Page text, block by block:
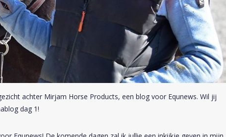
achter Mirjam Horse Products, een blog voor Equnews. Wil jij
dag 1!